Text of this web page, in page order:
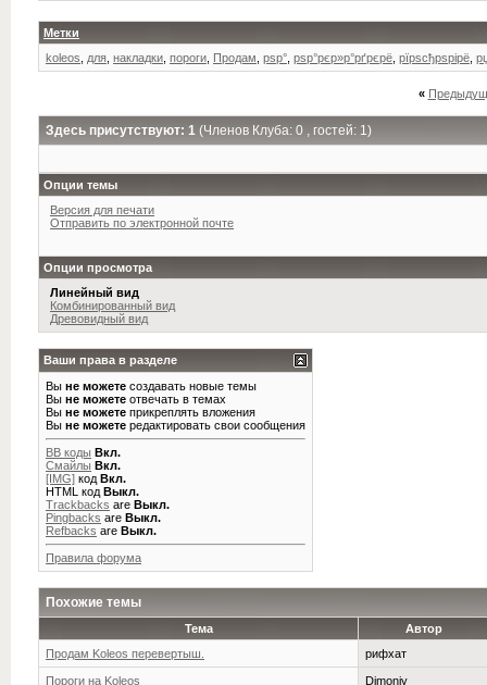
Метки
koleos
для накладки пороги Продам рѕр° рѕр°рєр»р°рґрєрё рїрѕсђрѕрірё
«
Здесь присутствуют: 1 (Членов Клуба: 0 , гостей: 1)
Опции темы
Версия для печати
Отправить по электронной почте
Опции просмотра
Линейный вид
Комбинированный вид
Древовидный вид
Ваши права в разделе
Вы не можете создавать новые темы
Вы не можете отвечать в темах
Вы не можете прикреплять вложения
Вы не можете редактировать свои сообщения
BB коды Вкл.
Смайлы Вкл.
[IMG] код Вкл.
HTML код Выкл.
Trackbacks are Выкл.
Pingbacks are Выкл.
Refbacks are Выкл.
Правила форума
Похожие темы
Тема
Автор
Продам Koleos перевертыш.
рифхат
Пороги на Koleos Dimoniy